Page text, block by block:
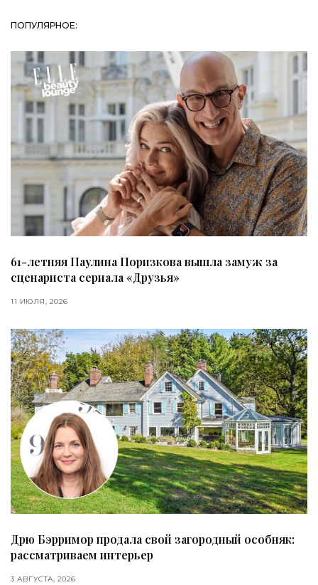
ПОПУЛЯРНОЕ:
61-летняя Паулина Поризкова вышла замуж за
сценариста сериала «Друзья»
11 ИЮЛЯ, 2026
Дрю Бэрримор продала свой загородный особняк:
рассматриваем интерьер
3 АВГУСТА, 2026